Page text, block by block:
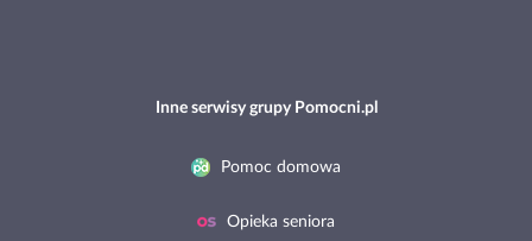
Inne serwisy grupy Pomocni.pl
Pomoc domowa
Opieka seniora